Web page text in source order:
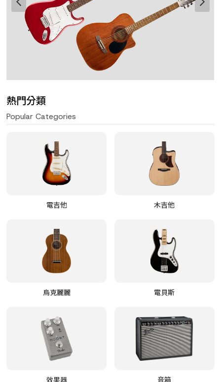
熱門分類
Popular Categories
電吉他 木吉他
烏克麗麗 電貝斯
效果器 音箱